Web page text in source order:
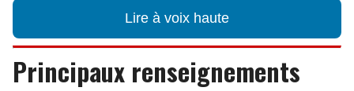
Lire à voix haute
Principaux renseignements